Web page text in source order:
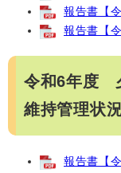
報告書【
報告書【
令和6年度
維持管理状
報告書【